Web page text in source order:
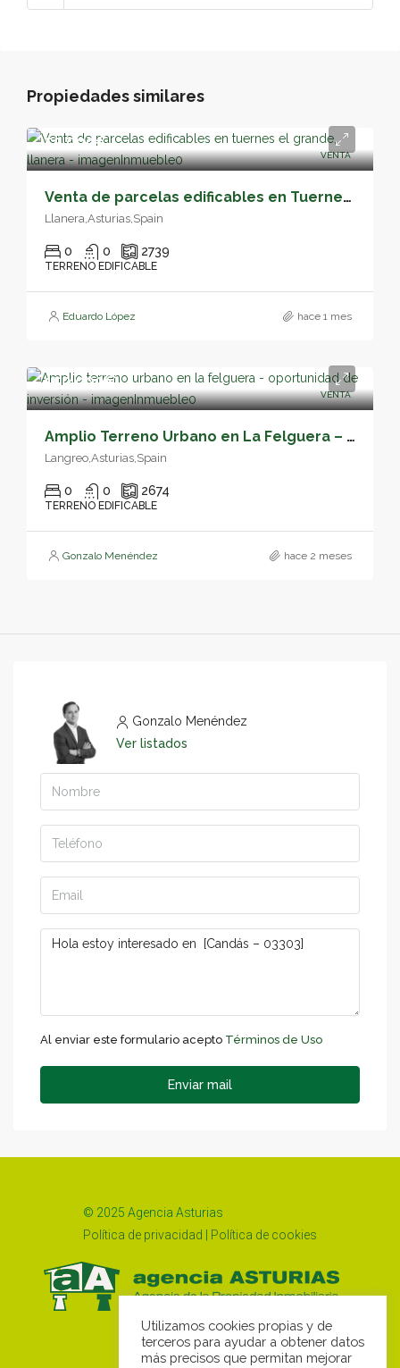
Propiedades similares
VENTA
55,000€
Venta de parcelas edificables en Tuernes el Grande, Llanera – 05163
Llanera,Asturias,Spain
0 0 2739
TERRENO EDIFICABLE
Eduardo López hace 1 mes
VENTA
150,000€
Amplio Terreno Urbano en La Felguera – Oportunidad de Inversión – 05160
Langreo,Asturias,Spain
0 0 2674
TERRENO EDIFICABLE
Gonzalo Menéndez hace 2 meses
Gonzalo Menéndez
Ver listados
Al enviar este formulario acepto Términos de Uso
Enviar mail
© 2025 Agencia Asturias
Política de privacidad
Política de cookies
Utilizamos cookies propias y de
terceros para ayudar a obtener datos
más precisos que permitan mejorar